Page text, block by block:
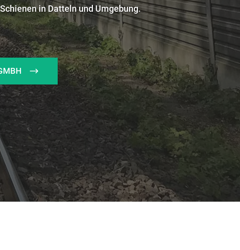
in Datteln und Umgebung.